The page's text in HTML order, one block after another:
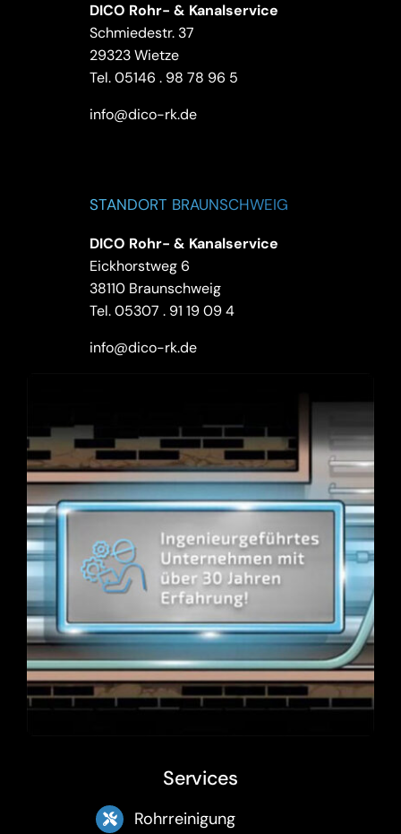
DICO Rohr- & Kanalservice
Schmiedestr. 37
29323 Wietze
Tel.05146 . 98 78 96 5
info@dico-rk.de
STANDORT BRAUNSCHWEIG
DICO Rohr- & Kanalservice
Eickhorstweg 6
38110 Braunschweig
Tel.05307 . 91 19 09 4
info@dico-rk.de
Services
Rohrreinigung